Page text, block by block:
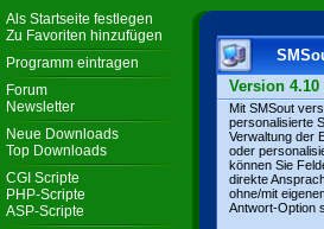
Als Startseite festlegen
Zu Favoriten hinzufügen
Programm eintragen
Forum
Newsletter
Neue Downloads
Top Downloads
CGI Scripte
PHP-Scripte
ASP-Scripte
Version 4.10
Mit SMSout
personalisierte
Verwaltung der
oder
können Sie
direkte
ohne/mit
Antwort-Option